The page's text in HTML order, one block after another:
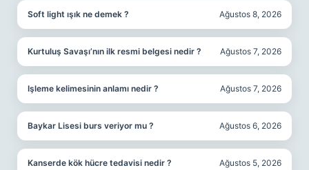
Soft light ışık ne demek ? Ağustos 8, 2026
Kurtuluş Savaşı’nın ilk resmi belgesi nedir ? Ağustos 7, 2026
Işleme kelimesinin anlamı nedir ? Ağustos 7, 2026
Baykar Lisesi burs veriyor mu ? Ağustos 6, 2026
Kanserde kök hücre tedavisi nedir ? Ağustos 5, 2026